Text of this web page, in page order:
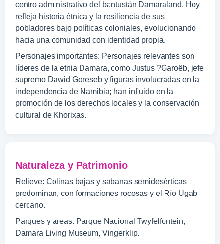
centro administrativo del bantustán Damaraland. Hoy
refleja historia étnica y la resiliencia de sus
pobladores bajo políticas coloniales, evolucionando
hacia una comunidad con identidad propia.
Personajes importantes: Personajes relevantes son
líderes de la etnia Damara, como Justus ?Garoëb, jefe
supremo Dawid Goreseb y figuras involucradas en la
independencia de Namibia; han influido en la
promoción de los derechos locales y la conservación
cultural de Khorixas.
Naturaleza y Patrimonio
Relieve: Colinas bajas y sabanas semidesérticas
predominan, con formaciones rocosas y el Río Ugab
cercano.
Parques y áreas: Parque Nacional Twyfelfontein,
Damara Living Museum, Vingerklip.